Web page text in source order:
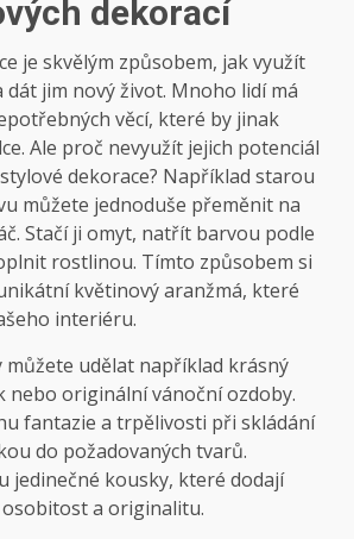
dekorací
je skvělým způsobem, jak využít
jim nový život. Mnoho lidí má
věcí, které by jinak
Ale proč nevyužít jejich potenciál
dekorace? Například starou
můžete jednoduše přeměnit na
Stačí ji omyt, natřít barvou podle
rostlinou. Tímto způsobem si
květinový aranžmá, které
interiéru.
můžete udělat například krásný
nebo originální vánoční ozdoby.
fantazie a trpělivosti při skládání
do požadovaných tvarů.
jedinečné kousky, které dodají
a originalitu.